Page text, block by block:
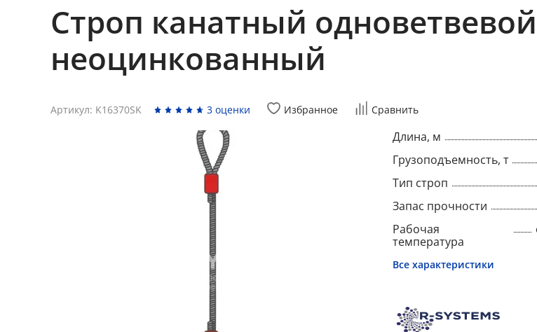
Строп канатный
неоцинкованный
Артикул: K16370SK 3 оценки Избранное Сравнить
Длина, м
Грузоподъемность, т
Тип строп
Запас прочности
Рабочая
температура
Все характеристики